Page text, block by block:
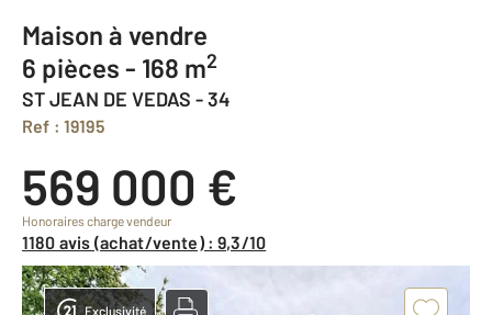
Maison à vendre
6 pièces - 168 m2
ST JEAN DE VEDAS - 34
Ref : 19195
569 000 €
Honoraires charge vendeur
1180 avis (achat/vente) : 9,3/10
Exclusivité